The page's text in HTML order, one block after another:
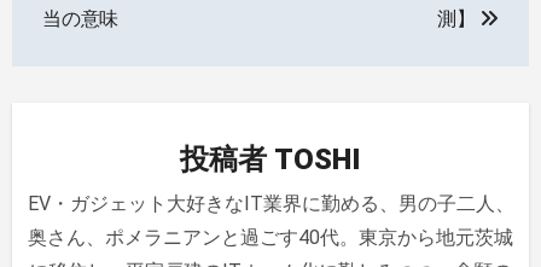
ョ
ン
当の意味
測】
投稿者 TOSHI
EV・ガジェット大好きなIT業界に勤める、男の子二人、
奥さん、ポメラニアンと過ごす40代。東京から地元茨城